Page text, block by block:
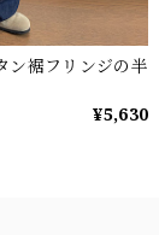
裾フリンジの半
¥5,630